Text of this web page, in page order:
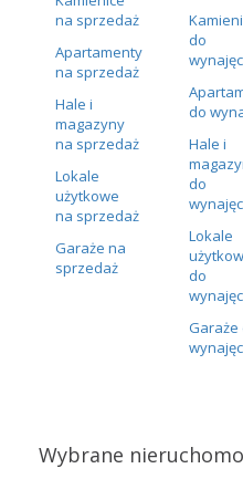
na sprzedaż
Apartamenty
na sprzedaż
Hale i
magazyny
na sprzedaż
Lokale
użytkowe
na sprzedaż
Garaże na
sprzedaż
do
do
Hale i
do
Lokale
do
Garaże
Wybrane